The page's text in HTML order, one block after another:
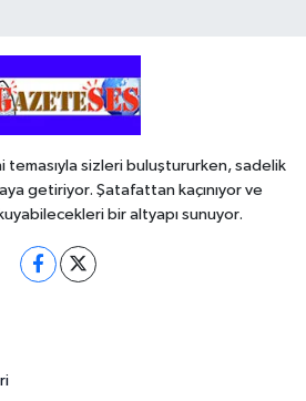
sizleri buluştururken, sadelik
getiriyor. Şatafattan kaçınıyor ve
bir altyapı sunuyor.